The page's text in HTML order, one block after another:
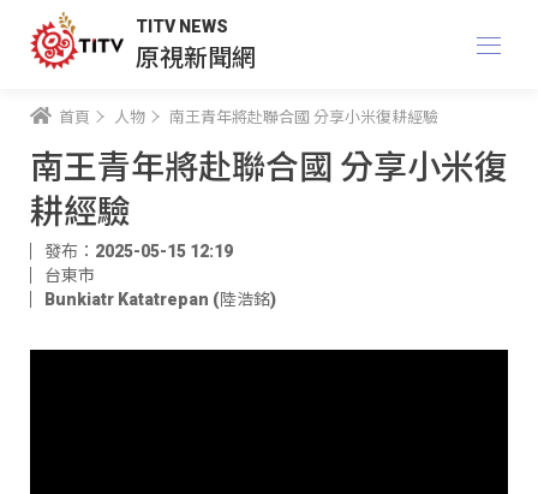
TITV NEWS
原視新聞網
首頁 人物 南王青年將赴聯合國 分享小米復耕經驗
南王青年將赴聯合國 分享小米復
耕經驗
發布：2025-05-15 12:19
台東市
Bunkiatr Katatrepan (陸浩銘)